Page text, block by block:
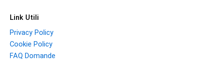
Link Utili
Privacy Policy
Cookie Policy
FAQ Domande